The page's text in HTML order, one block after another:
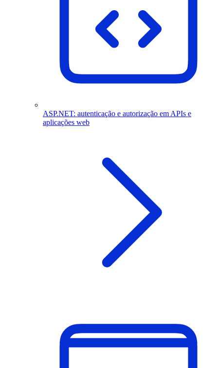
ASP.NET: autenticação e autorização em APIs e
aplicações web